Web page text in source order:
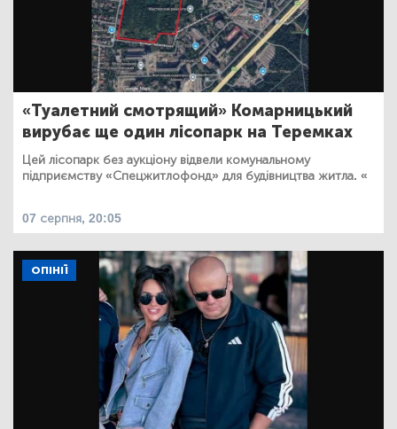
«Туалетний смотрящий» Комарницький
вирубає ще один лісопарк на Теремках
Цей лісопарк без аукціону відвели комунальному
підприємству «Спецжитлофонд» для будівництва житла. «
07 серпня, 20:05
ОПІНІЇ